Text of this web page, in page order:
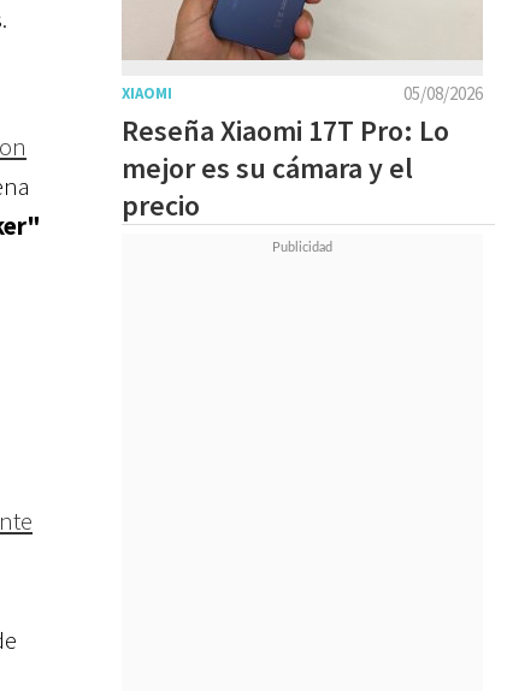
05/08/2026
XIAOMI
Reseña Xiaomi 17T Pro: Lo
mejor es su cámara y el
precio